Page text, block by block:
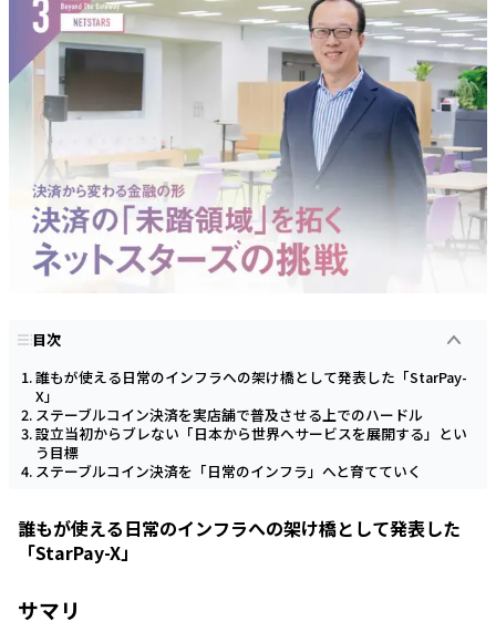
目次
誰もが使える日常のインフラへの架け橋として発表した「StarPay-
X」
ステーブルコイン決済を実店舗で普及させる上でのハードル
設立当初からブレない「日本から世界へサービスを展開する」とい
う目標
ステーブルコイン決済を「日常のインフラ」へと育てていく
誰もが使える日常のインフラへの架け橋として発表した
「StarPay-X」
サマリ